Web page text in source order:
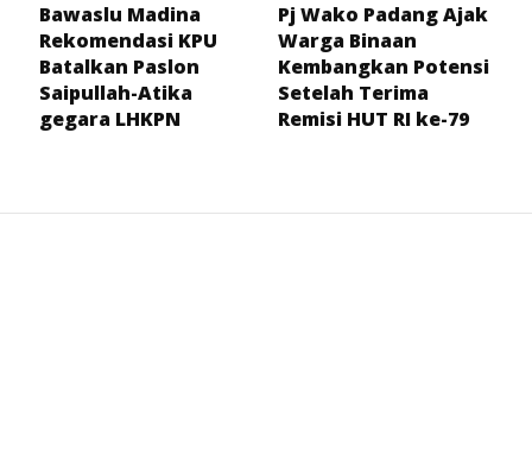
Bawaslu Madina
Rekomendasi KPU
Batalkan Paslon
Saipullah-Atika
gegara LHKPN
Pj Wako Padang Ajak
Warga Binaan
Kembangkan Potensi
Setelah Terima
Remisi HUT RI ke-79